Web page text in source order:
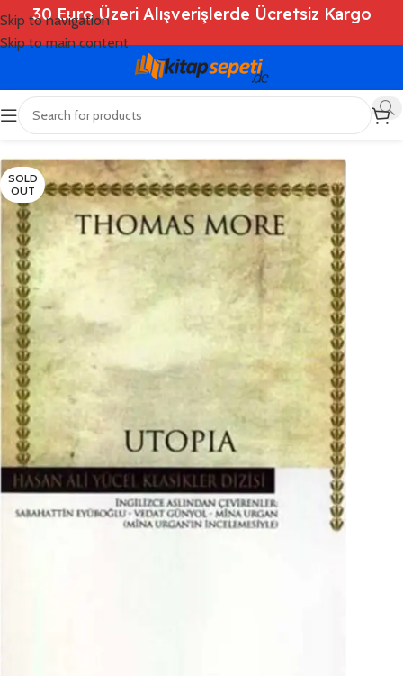
Skip to navigation
Skip to main content
30 Euro Üzeri Alışverişlerde Ücretsiz Kargo
Ana Sayfa Shop
SOLD
OUT